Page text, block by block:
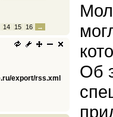
14 15 16 →
export/rss.xml
Об